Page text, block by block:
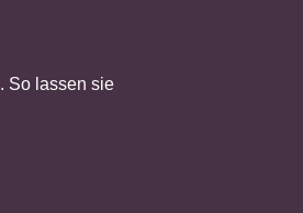
. So lassen sie